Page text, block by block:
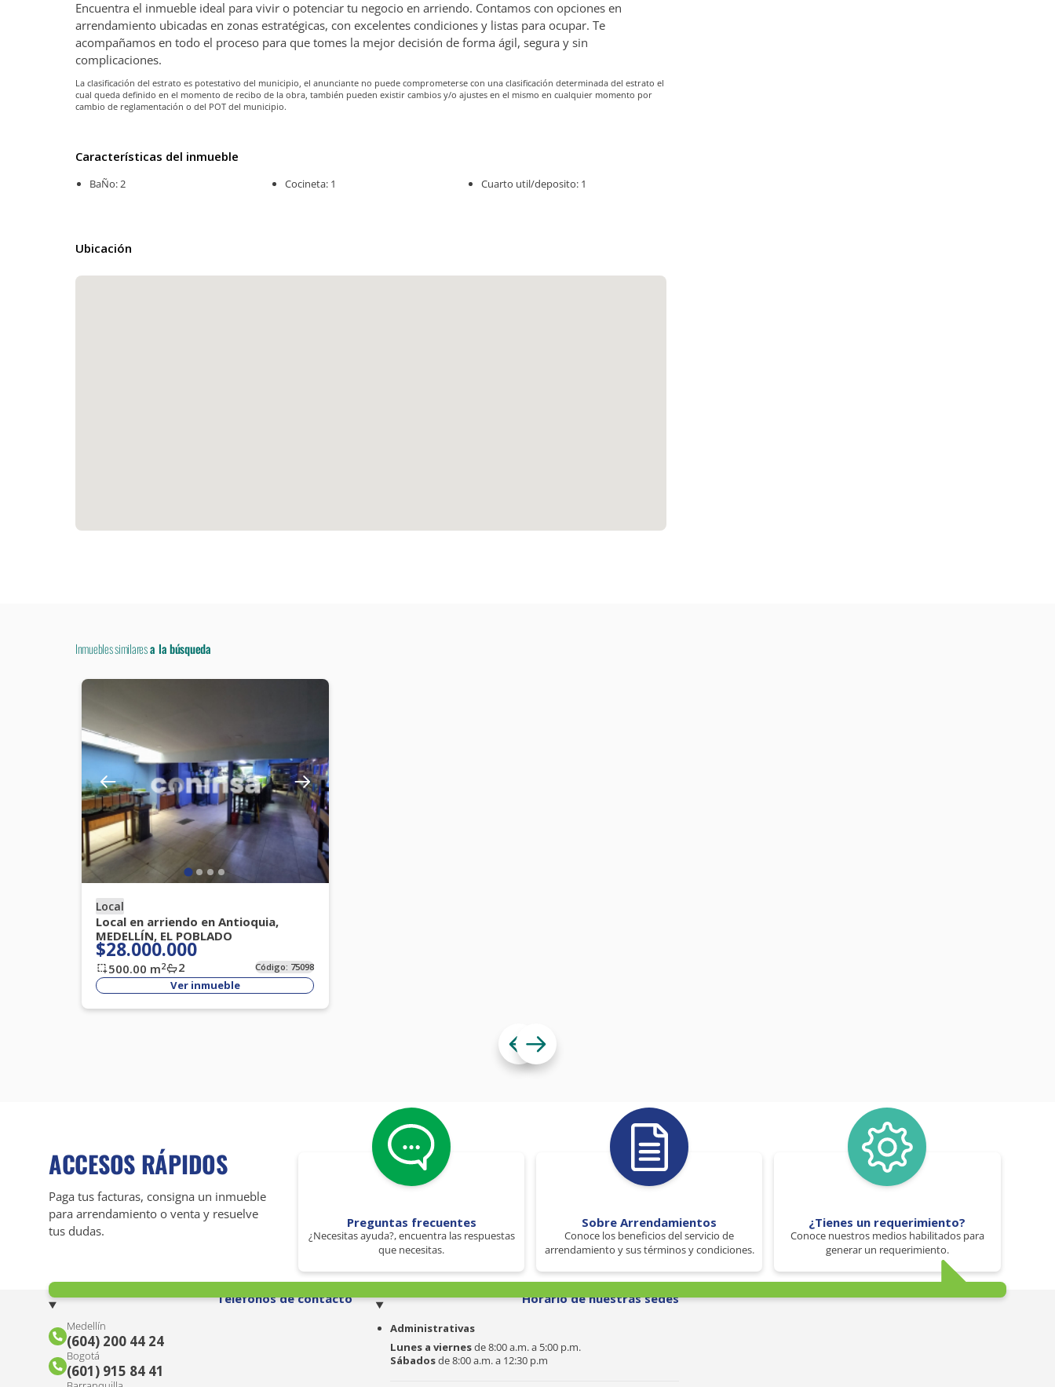
Encuentra el inmueble ideal para vivir o potenciar tu negocio en arriendo. Contamos con opciones en
arrendamiento ubicadas en zonas estratégicas, con excelentes condiciones y listas para ocupar. Te
acompañamos en todo el proceso para que tomes la mejor decisión de forma ágil, segura y sin
complicaciones.
La clasificación del estrato es potestativo del municipio, el anunciante no puede comprometerse con una clasificación determinada del estrato el
cual queda definido en el momento de recibo de la obra, también pueden existir cambios y/o ajustes en el mismo en cualquier momento por
cambio de reglamentación o del POT del municipio.
Características del inmueble
BaÑo: 2 Cocineta: 1 Cuarto util/deposito: 1
Ubicación
Inmuebles similaresa la búsqueda
Local
Local en arriendo en Antioquia,
MEDELLÍN, EL POBLADO
$28.000.000
500.00 m2 2 Código: 75098
Ver inmueble
ACCESOS RÁPIDOS
Paga tus facturas, consigna un inmueble
para arrendamiento o venta y resuelve
tus dudas.
Preguntas frecuentes
¿Necesitas ayuda?, encuentra las respuestas
que necesitas.
Sobre Arrendamientos
Conoce los beneficios del servicio de
arrendamiento y sus términos y condiciones.
¿Tienes un requerimiento?
Conoce nuestros medios habilitados para
generar un requerimiento.
Teléfonos de contacto
Medellín
(604) 200 44 24
Bogotá
(601) 915 84 41
Horario de nuestras sedes
Administrativas
Lunes a viernesde 8:00 a.m. a 5:00 p.m.
Sábadosde 8:00 a.m. a 12:30 p.m